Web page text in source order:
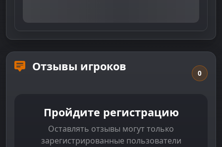
Отзывы игроков 0
Пройдите регистрацию
Оставлять отзывы могут только
зарегистрированные пользователи